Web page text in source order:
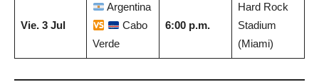
Vie. 3 Jul
Argentina
Cabo
Verde
6:00 p.m.
Hard Rock
Stadium
(Miami)